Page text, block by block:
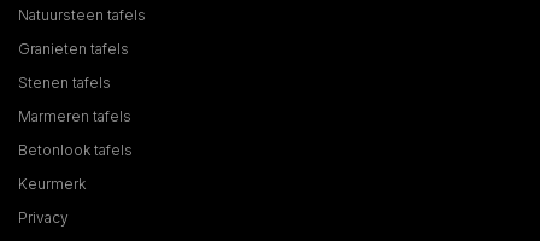
Natuursteen tafels
Granieten tafels
Stenen tafels
Marmeren tafels
Betonlook tafels
Keurmerk
Privacy